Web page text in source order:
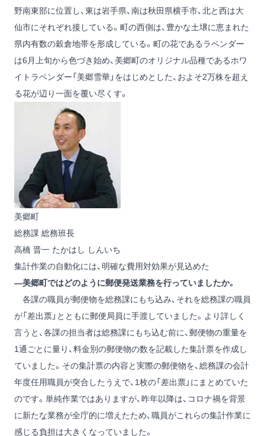
野南東部に位置し、東は岩手県、南は秋田県横手市、北と西は大
仙市にそれぞれ接している。町の西側は、豊かな土壌に恵まれた
県内有数の穀倉地帯を形成している。町の花であるラベンダー
は6月上旬から色づき始め、美郷町のオリジナル品種であるホワ
イトラベンダー「美郷雪華」をはじめとした、およそ2万株を超え
る花が辺り一面を覆い尽くす。
美郷町
総務課 総務班長
高橋 晋一 たかはし しんいち
集計作業の自動化には、明確な費用対効果が見込めた
―美郷町ではどのように郵便発送業務を行っていましたか。
各課の職員が郵便物を総務課にもち込み、それを総務課の職員
が「差出票」とともに郵便局員に手渡していました。より詳しく
言うと、各課の担当者は総務課にもち込む前に、郵便物の重量を
1通ごとに量り、料金別の郵便物の数を記載した集計票を作成し
ていました。その集計票の内容と実際の郵便物を、総務課の会計
年度任用職員が突合したうえで、1枚の「差出票」にまとめていた
のです。単純作業ではありますが、昨年以降は、コロナ禍を背景
に新たな業務が全庁的に増えたため、職員がこれらの集計作業に
感じる負担は大きくなっていました。